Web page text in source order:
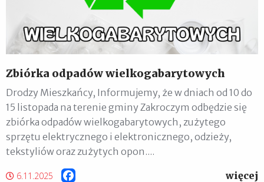
Zbiórka odpadów wielkogabarytowych
Drodzy Mieszkańcy, Informujemy, że w dniach od 10 do
15 listopada na terenie gminy Zakroczym odbędzie się
zbiórka odpadów wielkogabarytowych, zużytego
sprzętu elektrycznego i elektronicznego, odzieży,
tekstyliów oraz zużytych opon....
6.11.2025 więcej